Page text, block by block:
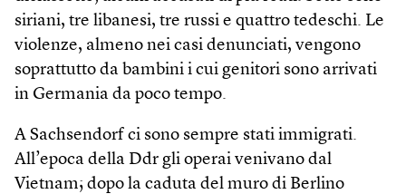
siriani, tre libanesi, tre russi e quattro tedeschi. Le
violenze, almeno nei casi denunciati, vengono
soprattutto da bambini i cui genitori sono arrivati
in Germania da poco tempo.
A Sachsendorf ci sono sempre stati immigrati.
All’epoca della Ddr gli operai venivano dal
Vietnam; dopo la caduta del muro di Berlino